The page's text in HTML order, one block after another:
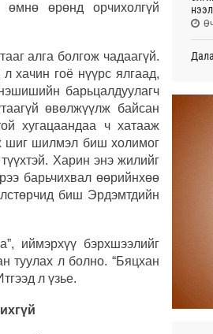
өмнө өрөнд орчихолгүй
алга болгож чадаагүй.
хачин гоё нүүрс ялгаад,
барьцалдуулагч
өвөлжүүлж байсан
хугацаандаа ч хатааж
шиг шилмэл биш холимог
Харин энэ жилийг
барьчихвал өөрийнхөө
биш Эрдэмтдийн
иймэрхүү бэрхшээлийг
туулах л болно. “Бяцхан
л үзье.